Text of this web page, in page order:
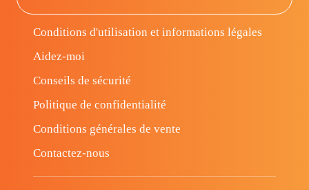
Conditions d'utilisation et informations légales
Aidez-moi
Conseils de sécurité
Politique de confidentialité
Conditions générales de vente
Contactez-nous